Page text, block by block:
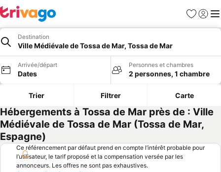
Favoris
Se
Destination
Ville Médiévale de Tossa de Mar, Tossa de Mar
Arrivée/départ
Dates
Personnes et chambres
2 personnes, 1 chambre
Trier Filtrer Carte
Hébergements à Tossa de Mar près de : Ville
Médiévale de Tossa de Mar (Tossa de Mar,
Espagne)
Ce référencement par défaut prend en compte l’intérêt probable pour
l’utilisateur, le tarif proposé et la compensation versée par les
annonceurs. Les offres ne sont pas exhaustives.